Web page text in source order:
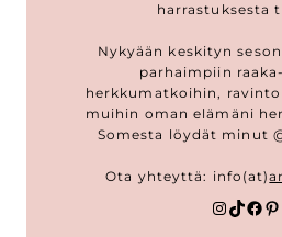
harrastuksesta
Nykyään keskityn
parhaimpiin
herkkumatkoihin,
muihin oman elämäni
Somesta löydät minut
Ota yhteyttä: info(at)
TikTok